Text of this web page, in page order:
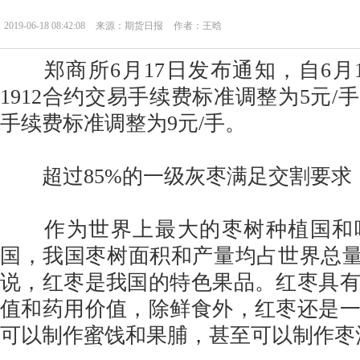
2019-06-18 08:42:08 来源：期货日报 作者：王晗
郑商所6月17日发布通知，自6月
1912合约交易手续费标准调整为5元/
手续费标准调整为9元/手。
超过85%的一级灰枣满足交割要求
作为世界上最大的枣树种植国和
国，我国枣树面积和产量均占世界总
说，红枣是我国的特色果品。红枣具
值和药用价值，除鲜食外，红枣还是
可以制作蜜饯和果脯，甚至可以制作